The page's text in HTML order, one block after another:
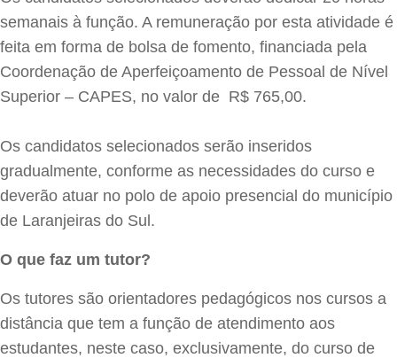
semanais à função. A remuneração por esta atividade é
feita em forma de bolsa de fomento, financiada pela
Coordenação de Aperfeiçoamento de Pessoal de Nível
Superior – CAPES, no valor de R$ 765,00.
Os candidatos selecionados serão inseridos
gradualmente, conforme as necessidades do curso e
deverão atuar no polo de apoio presencial do município
de Laranjeiras do Sul.
O que faz um tutor?
Os tutores são orientadores pedagógicos nos cursos a
distância que tem a função de atendimento aos
estudantes, neste caso, exclusivamente, do curso de